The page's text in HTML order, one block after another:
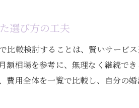
結婚相談所
選び方の工夫
比較検討することは、賢いサービ
額相場を参考に、無理なく継続で
費用全体を一覧で比較し、自分の